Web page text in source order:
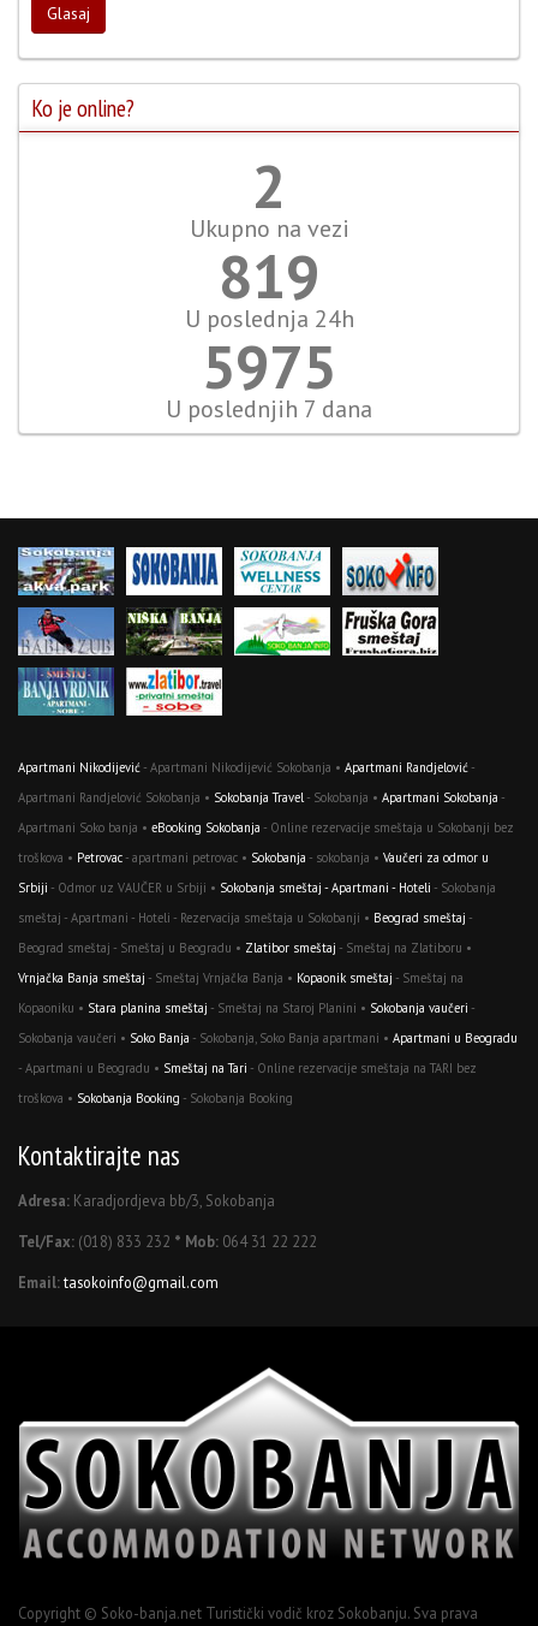
Glasaj
Ko je online?
2
Ukupno na vezi
945
U poslednja 24h
6894
U poslednjih 7 dana
Apartmani Nikodijević- Apartmani Nikodijević Sokobanja • Apartmani Randjelović-
Apartmani Randjelović Sokobanja • Sokobanja Travel - Sokobanja • Apartmani Sokobanja -
Apartmani Soko banja • eBooking Sokobanja - Online rezervacije smeštaja u Sokobanji bez
troškova • Petrovac- apartmani petrovac • Sokobanja - sokobanja • Vaučeri za odmor u
Srbiji - Odmor uz VAUČER u Srbiji • Sokobanja smeštaj - Apartmani - Hoteli - Sokobanja
smeštaj - Apartmani - Hoteli - Rezervacija smeštaja u Sokobanji • Beograd smeštaj -
Beograd smeštaj - Smeštaj u Beogradu • Zlatibor smeštaj - Smeštaj na Zlatiboru •
Vrnjačka Banja smeštaj - Smeštaj Vrnjačka Banja • Kopaonik smeštaj - Smeštaj na
Kopaoniku • Stara planina smeštaj - Smeštaj na Staroj Planini • Sokobanja vaučeri -
Sokobanja vaučeri • Soko Banja - Sokobanja, Soko Banja apartmani • Apartmani u Beogradu
- Apartmani u Beogradu • Smeštaj na Tari - Online rezervacije smeštaja na TARI bez
troškova • Sokobanja Booking - Sokobanja Booking
Kontaktirajte nas
Adresa: Karadjordjeva bb/3, Sokobanja
Tel/Fax: (018) 833 232 * Mob: 064 31 22 222
Email:tasokoinfo@gmail.com
Copyright © Soko-banja.net Turistički vodič kroz Sokobanju. Sva prava